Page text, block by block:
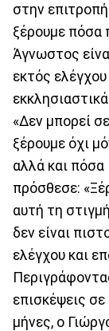
στην
ξέρουμε πόσα
Άγνωστος
εκτός ελέγχου
«Δεν μπορεί
ξέρουμε όχι
αλλά και πόσα
πρόσθεσε:
αυτή τη
δεν είναι
ελέγχου και
επισκέψεις
μήνες, ο